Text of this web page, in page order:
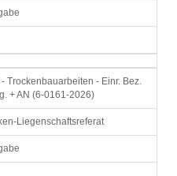
Trockenbauarbeiten - Einr. Bez.
+ AN (6-0161-2026)
Liegenschaftsreferat